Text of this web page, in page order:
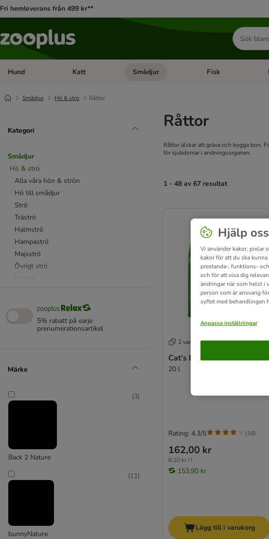
Fri hemleverans från 499 kr**
Sök
efter
produkter
Hund Open category menu: Hund
Katt Open category menu: Katt
Smådjur Open category menu:
Fisk
Smådjur Hö & strö Råttor
Kategori
Smådjur
Hö & strö
Alla våra hön & strön
Hö till smådjur
Strö
Träströ
Halmströ
Hampaströ
Majsströ
Övrigt strö
Möss och ökenråttor
Hamstrar
Hugro
5% rabatt på varje
prenumerationsartikel
Märke
Back 2 Nature
(3)
bunnyNature
(11)
Råttor
Råttor älskar att gräva och bygga bon.
för sjukdomar i andningsorganen.
1 - 48 av 67 resultat
2 varianter
Cat's Best Universal
20 l
162,00 kr
8,10 kr / l
153,90 kr
Rating: 4.3/5 (16)
Lägg till i varukorg
Hjälp
Vi använder kakor, pixlar
kakor för att du ska
prestanda-, funktions-
och för att visa dig
ändringar när som helst i
person som är ansvarig
syftet med behandlingen
Anpassa inställningar